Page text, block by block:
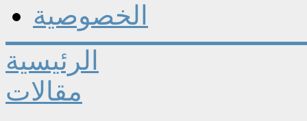
الخصوصية
الرئيسية
مقالات